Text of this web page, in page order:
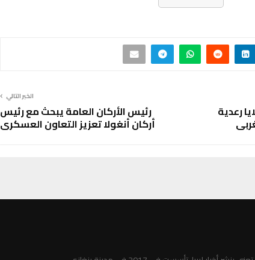
رعدية
الخبر التالي
رئيس الأركان العامة يبحث مع رئيس
أركان أنغولا تعزيز التعاون العسكري